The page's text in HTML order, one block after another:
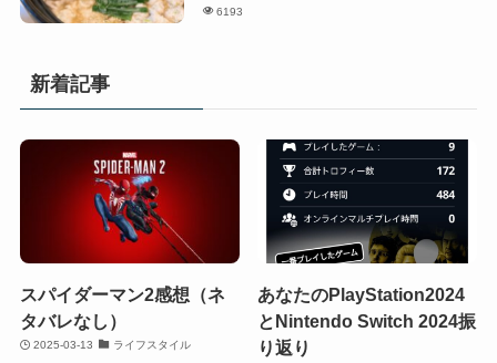
6193
新着記事
スパイダーマン2感想（ネ
タバレなし）
2025-03-13 ライフスタイル
あなたのPlayStation2024
とNintendo Switch 2024振
り返り